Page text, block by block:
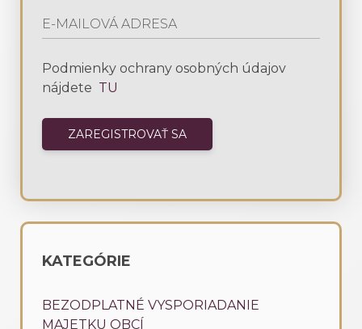
Podmienky ochrany osobných údajov
nájdete TU
KATEGÓRIE
BEZODPLATNÉ VYSPORIADANIE
MAJETKU OBCÍ